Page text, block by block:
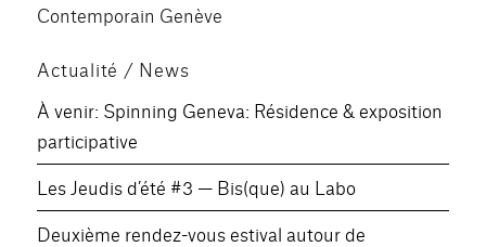
Contemporain Genève
Actualité / News
À venir: Spinning Geneva: Résidence & exposition
participative
Les Jeudis d’été #3 — Bis(que) au Labo
Deuxième rendez-vous estival autour de